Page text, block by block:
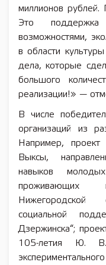
миллионов рублей.
Это
возможностями,
в области
дела, которые
большого
реализации!» —
В числе
организаций из
Например,
Выксы,
навыков
проживающих
Нижегородской
социальной
Дзержинска“;
105-летия Ю. В.